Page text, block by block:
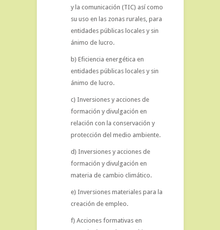
y la comunicación (TIC) así como
su uso en las zonas rurales, para
entidades públicas locales y sin
ánimo de lucro.
b) Eficiencia energética en
entidades públicas locales y sin
ánimo de lucro.
c) Inversiones y acciones de
formación y divulgación en
relación con la conservación y
protección del medio ambiente.
d) Inversiones y acciones de
formación y divulgación en
materia de cambio climático.
e) Inversiones materiales para la
creación de empleo.
f) Acciones formativas en